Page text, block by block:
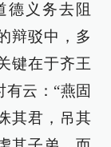
德义务去阻
辩驳中，多
键在于齐王
云：“燕固
其君，吊其